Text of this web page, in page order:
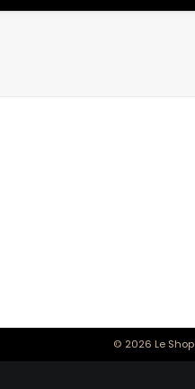
© 2026 Le